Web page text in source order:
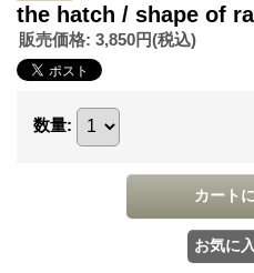
the hatch / shape of
販売価格: 3,850円(税込)
数量: